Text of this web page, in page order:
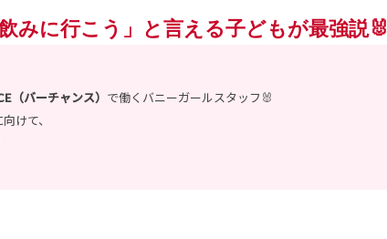
みに行こう」と言える子どもが最強説🐰
（バーチャンス） で働くバニーガールスタッフ🐰
けて、